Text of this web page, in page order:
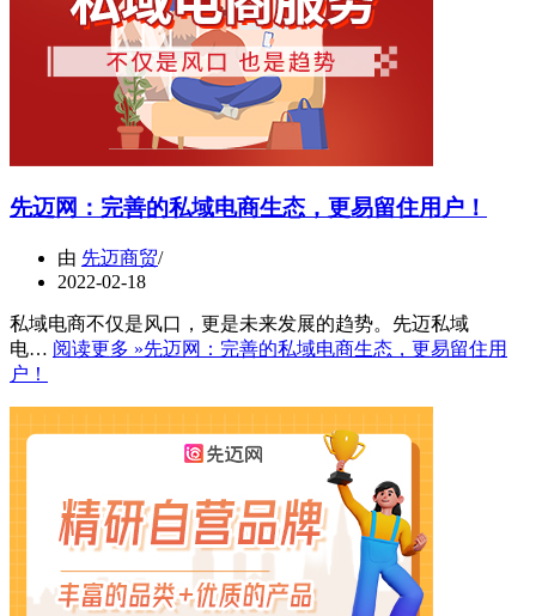
先迈网：完善的私域电商生态，更易留住用户！
由 先迈商贸
2022-02-18
私域电商不仅是风口，更是未来发展的趋势。先迈私域
电… 阅读更多 »先迈网：完善的私域电商生态，更易留住用
户！